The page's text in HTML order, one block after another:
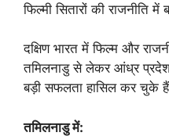
फिल्मी सितारों की राजनीति
दक्षिण भारत में फिल्म और
तमिलनाडु से लेकर आंध्र
बड़ी सफलता हासिल कर चुके
तमिलनाडु में: